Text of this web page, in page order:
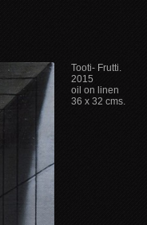
Tooti- Frutti.
2015
oil on linen
36 x 32 cms.